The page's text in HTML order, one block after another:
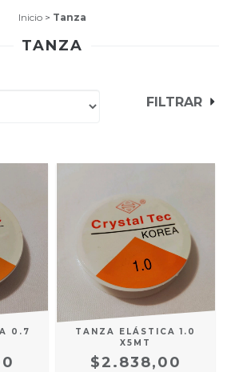
Inicio > Tanza
TANZA
FILTRAR
0.7
TANZA ELÁSTICA 1.0
X5MT
$2.838,00